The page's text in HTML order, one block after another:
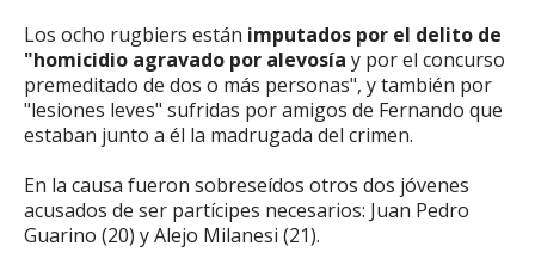
Los ocho rugbiers están imputados por el delito de
"homicidio agravado por alevosía y por el concurso
premeditado de dos o más personas", y también por
"lesiones leves" sufridas por amigos de Fernando que
estaban junto a él la madrugada del crimen.
En la causa fueron sobreseídos otros dos jóvenes
acusados de ser partícipes necesarios: Juan Pedro
Guarino (20) y Alejo Milanesi (21).